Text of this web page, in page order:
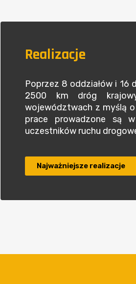
Realizacje
Poprzez 8 oddziałów i 16
2500 km dróg
województwach z myślą
prace prowadzone są
uczestników ruchu
Najważniejsze realizacje